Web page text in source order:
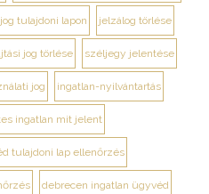
tulajdoni lapon jelzálog törlése
jog törlése széljegy jelentése
jog ingatlan-nyilvántartás
ingatlan mit jelent
tulajdoni lap ellenőrzés
debrecen ingatlan ügyvéd